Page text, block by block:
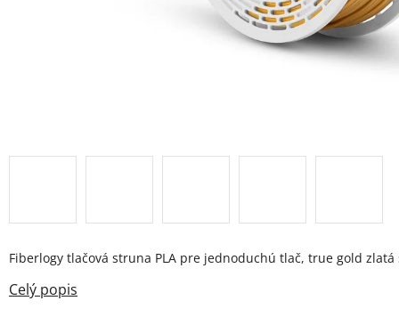
Fiberlogy tlačová struna PLA pre jednoduchú tlač, true gold